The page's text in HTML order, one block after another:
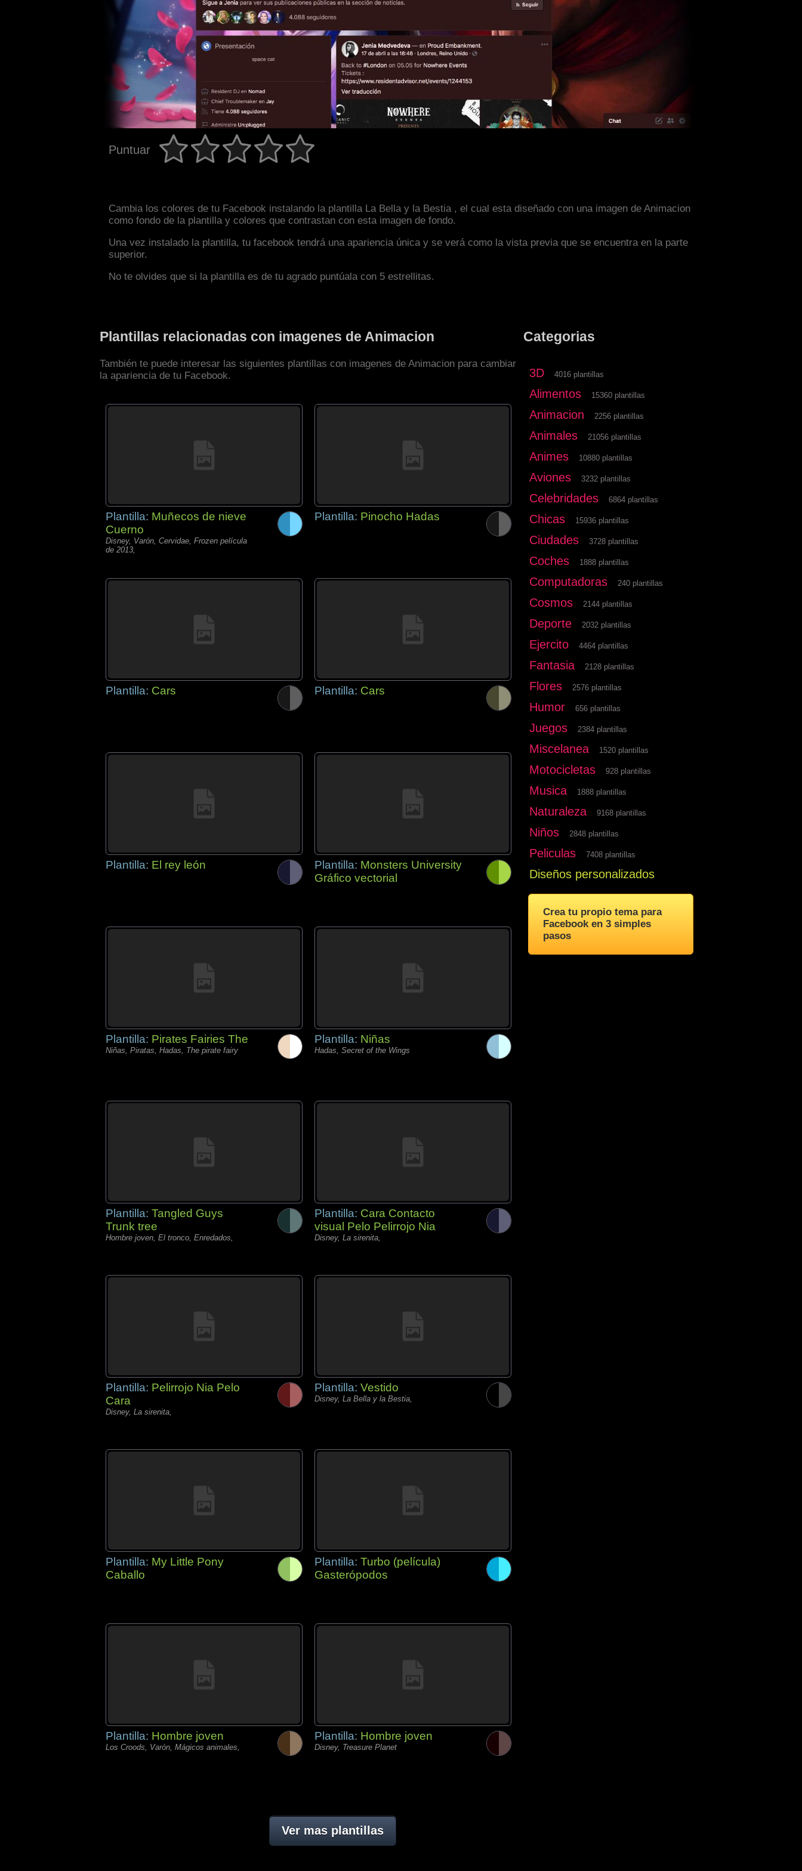
Puntuar
Cambia los colores de tu Facebook instalando la plantilla La Bella y la Bestia , el cual esta diseñado con una imagen de Animacion
como fondo de la plantilla y colores que contrastan con esta imagen de fondo.
Una vez instalado la plantilla, tu facebook tendrá una apariencia única y se verá como la vista previa que se encuentra en la parte
superior.
No te olvides que si la plantilla es de tu agrado puntúala con 5 estrellitas.
Plantillas relacionadas con imagenes de Animacion
También te puede interesar las siguientes plantillas con imagenes de Animacion para cambiar
la apariencia de tu Facebook.
Plantilla: Muñecos de nieve
Cuerno
Disney, Varón, Cervidae, Frozen película
de 2013,
Plantilla: Pinocho Hadas
Plantilla: Cars Plantilla: Cars
Plantilla: El rey león Plantilla: Monsters University
Gráfico vectorial
Plantilla: Pirates Fairies The
Niñas, Piratas, Hadas, The pirate fairy
Plantilla: Niñas
Hadas, Secret of the Wings
Plantilla: Tangled Guys
Trunk tree
Hombre joven, El tronco, Enredados,
Plantilla: Cara Contacto
visual Pelo Pelirrojo Nia
Disney, La sirenita,
Plantilla: Pelirrojo Nia Pelo
Cara
Disney, La sirenita,
Plantilla: Vestido
Disney, La Bella y la Bestia,
Plantilla: My Little Pony
Caballo
Plantilla: Turbo (película)
Gasterópodos
Plantilla: Hombre joven
Los Croods, Varón, Mágicos animales,
Plantilla: Hombre joven
Disney, Treasure Planet
Ver mas plantillas
Categorias
3D 4016 plantillas
Alimentos 15360 plantillas
Animacion 2256 plantillas
Animales 21056 plantillas
Animes 10880 plantillas
Aviones 3232 plantillas
Celebridades 6864 plantillas
Chicas 15936 plantillas
Ciudades 3728 plantillas
Coches 1888 plantillas
Computadoras 240 plantillas
Cosmos 2144 plantillas
Deporte 2032 plantillas
Ejercito 4464 plantillas
Fantasia 2128 plantillas
Flores 2576 plantillas
Humor 656 plantillas
Juegos 2384 plantillas
Miscelanea 1520 plantillas
Motocicletas 928 plantillas
Musica 1888 plantillas
Naturaleza 9168 plantillas
Niños 2848 plantillas
Peliculas 7408 plantillas
Diseños personalizados
Crea tu propio tema para
Facebook en 3 simples
pasos